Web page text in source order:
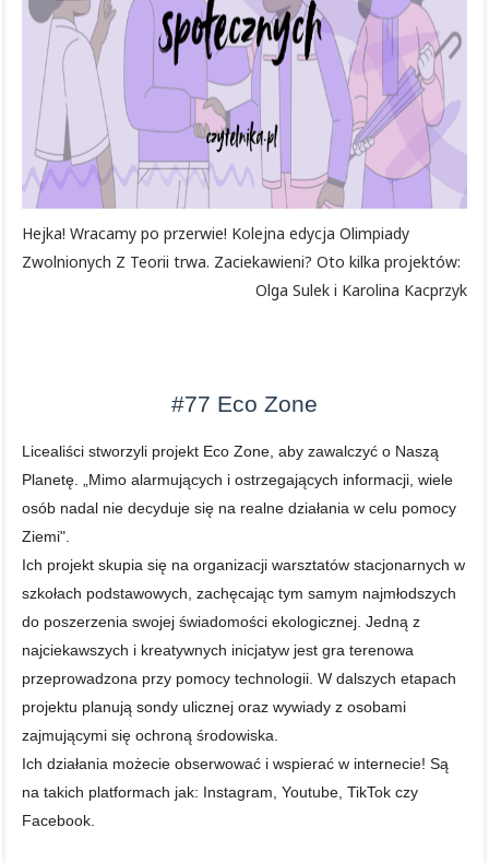
Hejka! Wracamy po przerwie! Kolejna edycja Olimpiady
Zwolnionych Z Teorii trwa. Zaciekawieni? Oto kilka projektów:
Olga Sulek i Karolina Kacprzyk
#77 Eco Zone
Licealiści stworzyli projekt Eco Zone, aby zawalczyć o Naszą
Planetę. „Mimo alarmujących i ostrzegających informacji, wiele
osób nadal nie decyduje się na realne działania w celu pomocy
Ziemi".
Ich projekt skupia się na organizacji warsztatów stacjonarnych w
szkołach podstawowych, zachęcając tym samym najmłodszych
do poszerzenia swojej świadomości ekologicznej. Jedną z
najciekawszych i kreatywnych inicjatyw jest gra terenowa
przeprowadzona przy pomocy technologii. W dalszych etapach
projektu planują sondy ulicznej oraz wywiady z osobami
zajmującymi się ochroną środowiska.
Ich działania możecie obserwować i wspierać w internecie! Są
na takich platformach jak: Instagram, Youtube, TikTok czy
Facebook.